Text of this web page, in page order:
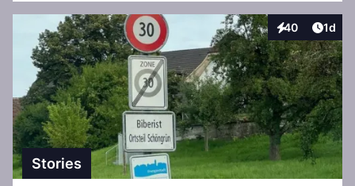
40
Interaktionen
1d
Stories